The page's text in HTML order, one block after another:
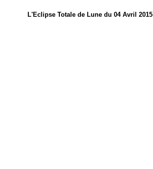
L'Eclipse Totale de Lune du 04 Avril 2015